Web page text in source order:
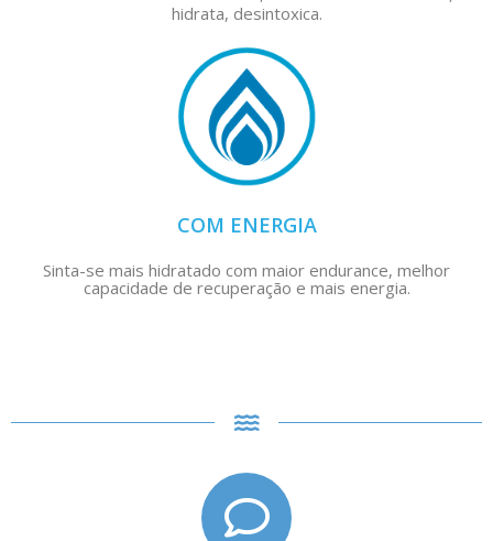
hidrata, desintoxica.
COM ENERGIA
Sinta-se mais hidratado com maior endurance, melhor
capacidade de recuperação e mais energia.